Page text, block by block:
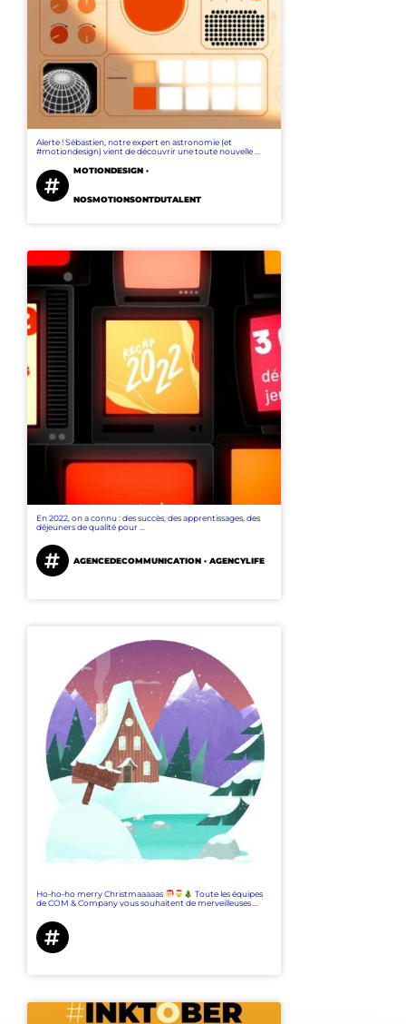
Alerte ! Sébastien, notre expert en astronomie (et
#motiondesign) vient de découvrir une toute nouvelle ...
MOTIONDESIGN ·
NOSMOTIONSONTDUTALENT
En 2022, on a connu : des succès, des apprentissages, des
déjeuners de qualité pour ...
AGENCEDECOMMUNICATION · AGENCYLIFE
Ho-ho-ho merry Christmaaaaas
Toute les équipes
de COM & Company vous souhaitent de merveilleuses ...